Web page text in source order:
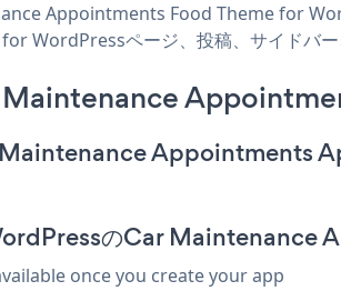
Appointments Food Theme for
WordPressページ、投稿、サイドバー
Appointments
のCar Maintenance
once you create your app